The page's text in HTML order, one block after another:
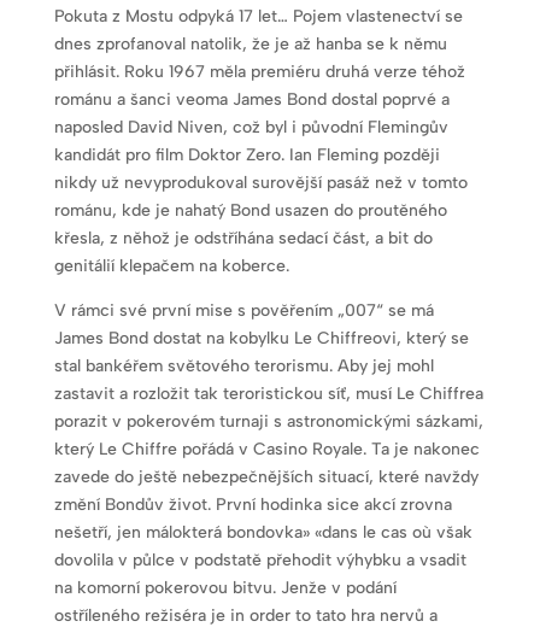
Pokuta z Mostu odpyká 17 let… Pojem vlastenectví se
dnes zprofanoval natolik, že je až hanba se k němu
přihlásit. Roku 1967 měla premiéru druhá verze téhož
románu a šanci veoma James Bond dostal poprvé a
naposled David Niven, což byl i původní Flemingův
kandidát pro film Doktor Zero. Ian Fleming později
nikdy už nevyprodukoval surovější pasáž než v tomto
románu, kde je nahatý Bond usazen do proutěného
křesla, z něhož je odstříhána sedací část, a bit do
genitálií klepačem na koberce.
V rámci své první mise s pověřením „007“ se má
James Bond dostat na kobylku Le Chiffreovi, který se
stal bankéřem světového terorismu. Aby jej mohl
zastavit a rozložit tak teroristickou síť, musí Le Chiffrea
porazit v pokerovém turnaji s astronomickými sázkami,
který Le Chiffre pořádá v Casino Royale. Ta je nakonec
zavede do ještě nebezpečnějších situací, které navždy
změní Bondův život. První hodinka sice akcí zrovna
nešetří, jen málokterá bondovka» «dans le cas où však
dovolila v půlce v podstatě přehodit výhybku a vsadit
na komorní pokerovou bitvu. Jenže v podání
ostříleného režiséra je in order to tato hra nervů a